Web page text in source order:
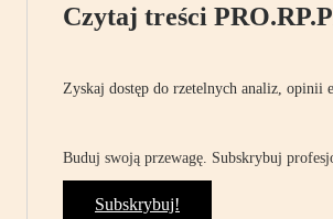
Czytaj treści
Zyskaj dostęp do rzetelnych analiz, opinii
Buduj swoją przewagę. Subskrybuj
Subskrybuj!